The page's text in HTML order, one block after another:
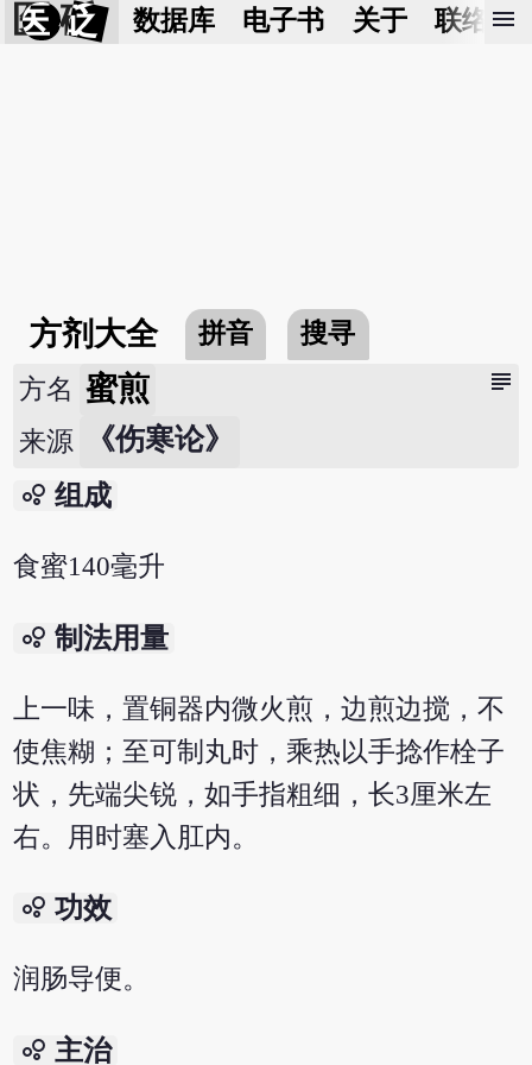
医 砭 数据库 电子书 关于 联络我
menu
方剂大全 拼音 搜寻
subject
方名 蜜煎
来源 《伤寒论》
bubble_chart 组成
食蜜140毫升
bubble_chart 制法用量
上一味，置铜器内微火煎，边煎边搅，不
使焦糊；至可制丸时，乘热以手捻作栓子
状，先端尖锐，如手指粗细，长3厘米左
右。用时塞入肛内。
bubble_chart 功效
润肠导便。
bubble_chart 主治